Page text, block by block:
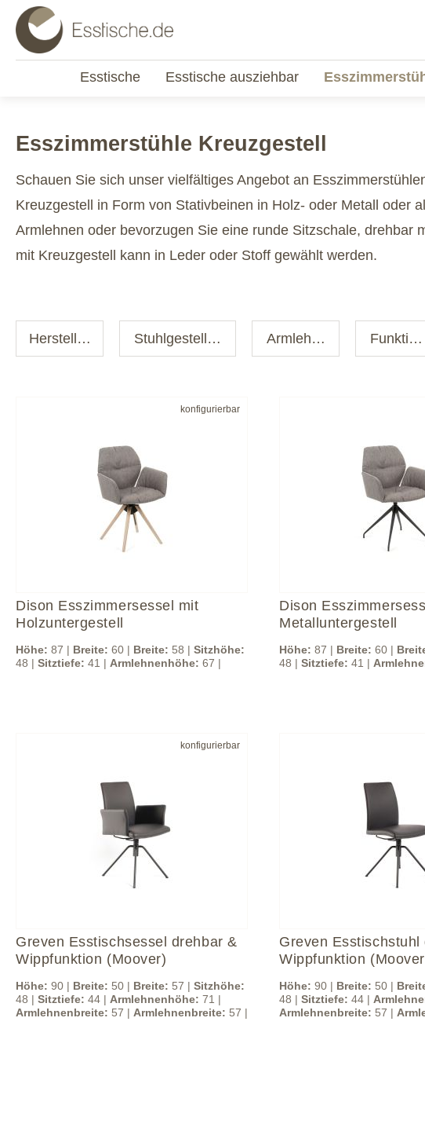
Esstische Esstische ausziehbar
Esszimmerstühle Kreuzgestell
Schauen Sie sich unser vielfältiges Angebot an
Kreuzgestell in Form von Stativbeinen in Holz- oder Metall oder
Armlehnen oder bevorzugen Sie eine runde Sitzschale,
mit Kreuzgestell kann in Leder oder Stoff gewählt werden.
Hersteller Stuhlgestellart Armlehne Funktion
konfigurierbar
Dison Esszimmersessel mit
Holzuntergestell
Höhe: 87 | Breite: 60 | Breite: 58 | Sitzhöhe:
48 | Sitztiefe: 41 | Armlehnenhöhe: 67 |
Dison
Metalluntergestell
Höhe: 87 | Breite: 60 |
48 | Sitztiefe: 41 |
konfigurierbar
Greven Esstischsessel drehbar &
Wippfunktion (Moover)
Höhe: 90 | Breite: 50 | Breite: 57 | Sitzhöhe:
48 | Sitztiefe: 44 | Armlehnenhöhe: 71 |
Armlehnenbreite: 57 | Armlehnenbreite: 57 |
Greven Esstischstuhl
Wippfunktion
Höhe: 90 | Breite: 50 |
48 | Sitztiefe: 44 |
Armlehnenbreite: 57 |